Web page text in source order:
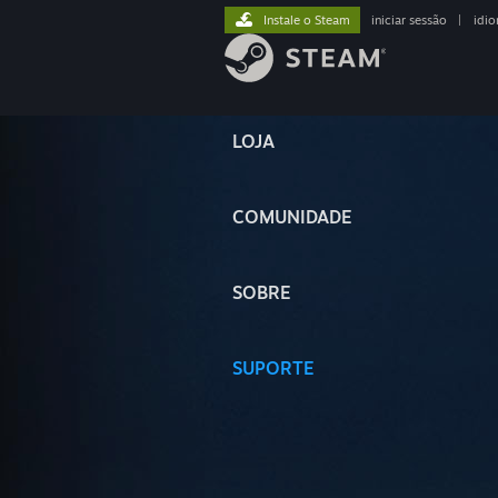
LOJA
COMUNIDADE
SOBRE
SUPORTE
Instale o Steam iniciar sessão